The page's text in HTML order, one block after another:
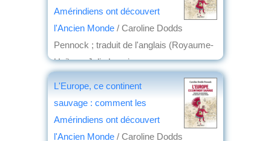
Amérindiens ont découvert
l'Ancien Monde / Caroline Dodds
Pennock ; traduit de l'anglais (Royaume-
Uni) par Julie Loncin
L'Europe, ce continent
sauvage : comment les
Amérindiens ont découvert
l'Ancien Monde / Caroline Dodds